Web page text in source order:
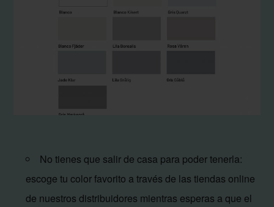
No tienes que salir de casa para poder tenerla:
escoge tu color favorito a través de las tiendas online
de nuestros distribuidores mientras esperas a que el